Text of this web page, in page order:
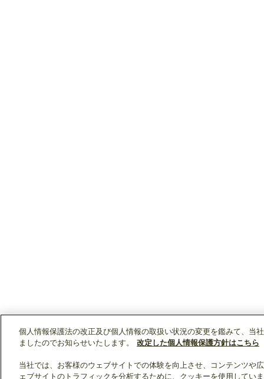
個人情報保護法の改正及び個人情報の取扱い状況の変更を鑑みて、当
ましたのでお知らせいたします。
改定した個人情報保護方針はこちら
当社では、お客様のウェブサイトでの体験を向上させ、コンテンツや
ェブサイトのトラフィックを分析するために、クッキーを使用してい